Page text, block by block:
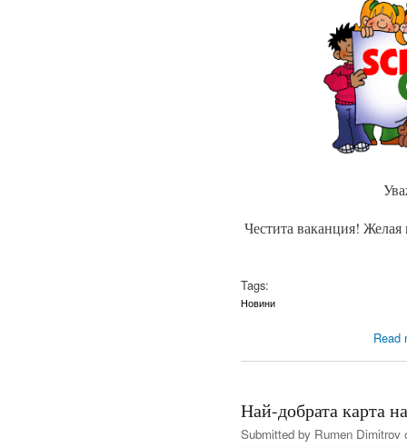
Честита ваканция!
Tags:
Новини
Read
Най-добрата карта
Submitted by Rumen Dimitrov